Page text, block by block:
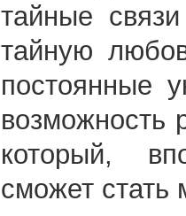
тайные
тайную
постоянные
возможность
который,
сможет